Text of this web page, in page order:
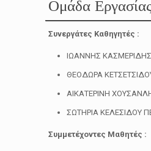
Ομάδα
Συνεργάτες Καθηγητές :
ΙΩΑΝΝΗΣ
ΘΕΟΔΩΡΑ
ΑΙΚΑΤΕΡΙΝΗ
ΣΩΤΗΡΙΑ ΚΕΛΕΣΙΔΟΥ
Συμμετέχοντες Μαθητές :